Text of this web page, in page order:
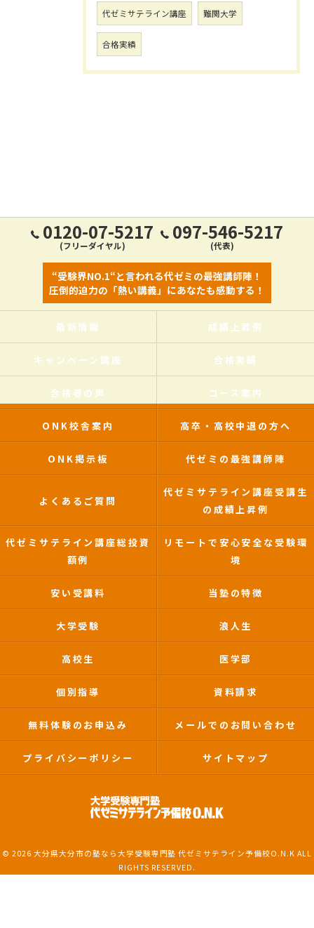
代ゼミサテライン講座 難関大学
合格実績
0120-07-5217
(フリーダイヤル)
097-546-5217
(代表)
“受験界NO.1“と言われる代ゼミの最強講師陣！
圧倒的迫力の「熱い講義」にあなたも感動する！
最新情報 成績上昇例
キャンペーン講座 合格実績
合格者の声 コース案内
ONK校舎案内 高卒・高校中退の方へ
ONK掲示板 代ゼミの最強講師陣
よくあるご質問
代ゼミサテライン講座受講生
の成績上昇例
代ゼミサテライン講座総投資
額例
リモートで安心安全な受験環
境
安い受講料 当塾の特徴
大学受験 浪人生
高校生 医学部
個別指導 資料請求
無料体験のお申込み メールでのお問い合わせ
プライバシーポリシー サイトマップ
© 2026 大分県大分市の塾なら大学受験専門塾 代ゼミサテライン予備校O.N.K ALL
RIGHTS RESERVED.